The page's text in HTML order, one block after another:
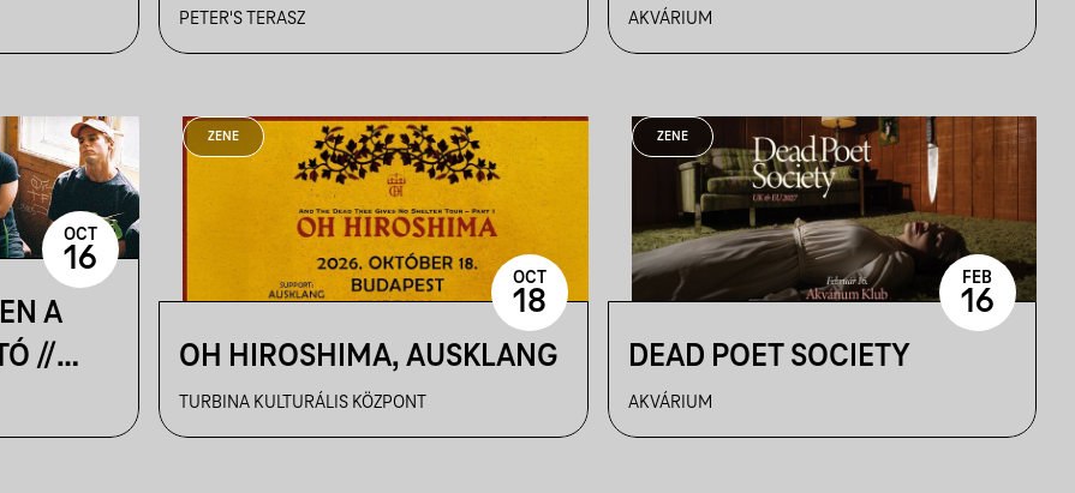
PETER'S TERASZ AKVÁRIUM
A
//
OCT
16
ZENE
OH HIROSHIMA, AUSKLANG
TURBINA KULTURÁLIS KÖZPONT
OCT
18
ZENE
DEAD POET SOCIETY
AKVÁRIUM
FEB
16